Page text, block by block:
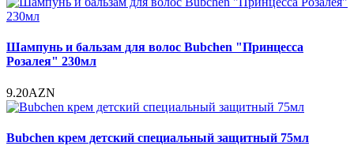
Шампунь и бальзам для волос Bubchen "Принцесса
Розалея" 230мл
9.20AZN
Bubchen крем детский специальный защитный 75мл